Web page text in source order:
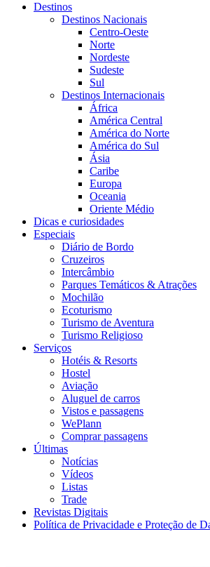
Destinos
Destinos Nacionais
Centro-Oeste
Norte
Nordeste
Sudeste
Sul
Destinos Internacionais
África
América Central
América do Norte
América do Sul
Ásia
Caribe
Europa
Oceania
Oriente Médio
Dicas e curiosidades
Especiais
Diário de Bordo
Cruzeiros
Intercâmbio
Parques Temáticos & Atrações
Mochilão
Ecoturismo
Turismo de Aventura
Turismo Religioso
Serviços
Hotéis & Resorts
Hostel
Aviação
Aluguel de carros
Vistos e passagens
WePlann
Comprar passagens
Últimas
Notícias
Vídeos
Listas
Trade
Revistas Digitais
Política de Privacidade e Proteção de